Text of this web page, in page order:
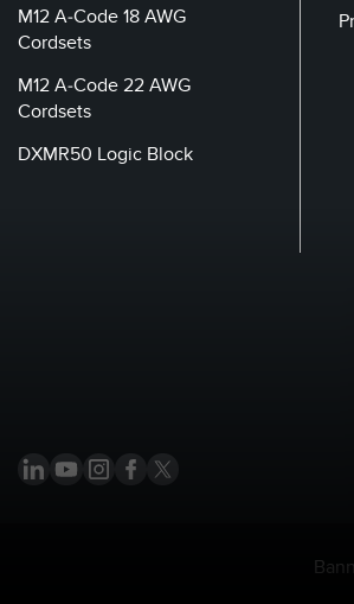
M12 A-Code 18 AWG
Cordsets
M12 A-Code 22 AWG
Cordsets
DXMR50 Logic Block